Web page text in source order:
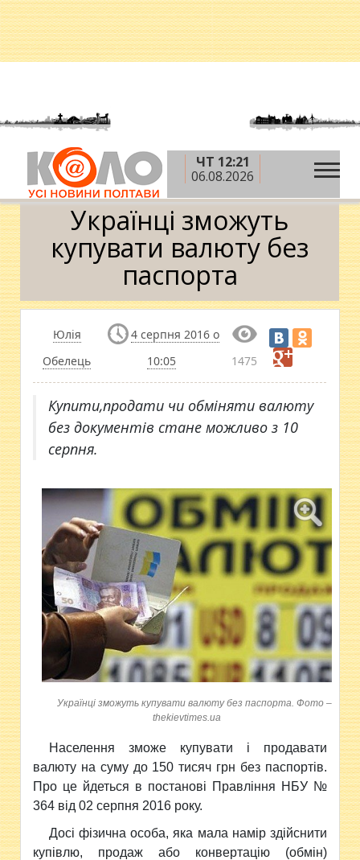
ЧТ 12:21
06.08.2026
Головна » Новини » Гроші »Українці зможуть
купувати валюту без паспорта
Українці зможуть
купувати валюту без
паспорта
Юлія
Обелець
4 серпня 2016 о
10:05
1475
Купити,продати чи обміняти валюту
без документів стане можливо з 10
серпня.
Українці зможуть купувати валюту без паспорта. Фото –
thekievtimes.ua
Населення зможе купувати і продавати
валюту на суму до 150 тисяч грн без паспортів.
Про це йдеться в постанові Правління НБУ №
364 від 02 серпня 2016 року.
Досі фізична особа, яка мала намір здійснити
купівлю, продаж або конвертацію (обмін)